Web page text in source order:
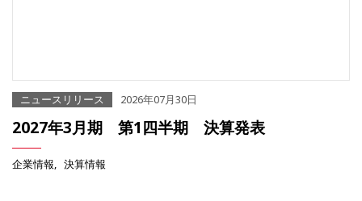
ニュースリリース 2026年07月30日
2027年3月期 第1四半期 決算発表
企業情報 決算情報